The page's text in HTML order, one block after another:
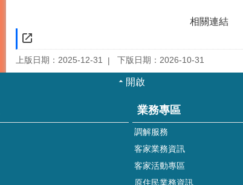
相關連結
上版日期：2025-12-31 下版日期：2026-10-31
開啟
業務專區
調解服務
客家業務資訊
客家活動專區
原住民業務資訊